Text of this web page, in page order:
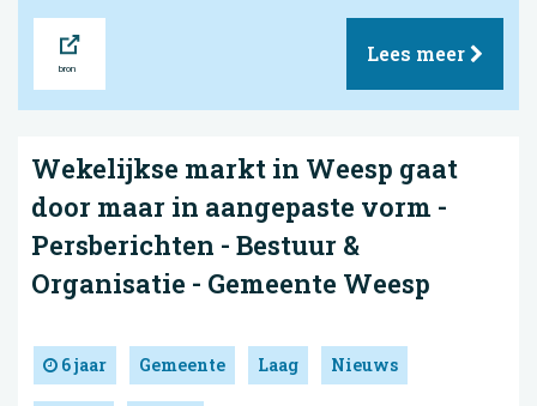
Lees meer
Wekelijkse markt in Weesp gaat
door maar in aangepaste vorm -
Persberichten - Bestuur &
Organisatie - Gemeente Weesp
6 jaar Gemeente Laag Nieuws